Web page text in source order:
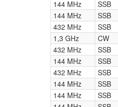
144 MHz
SSB
144 MHz
SSB
432 MHz
SSB
1,3 GHz
CW
432 MHz
SSB
144 MHz
SSB
432 MHz
SSB
144 MHz
SSB
144 MHz
SSB